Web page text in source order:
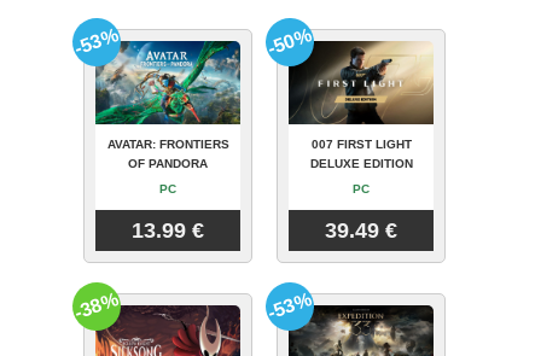
AVATAR: FRONTIERS
OF PANDORA
PC
13.99 €
-53%
007 FIRST LIGHT
DELUXE EDITION
PC
39.49 €
-50%
-38% -53%